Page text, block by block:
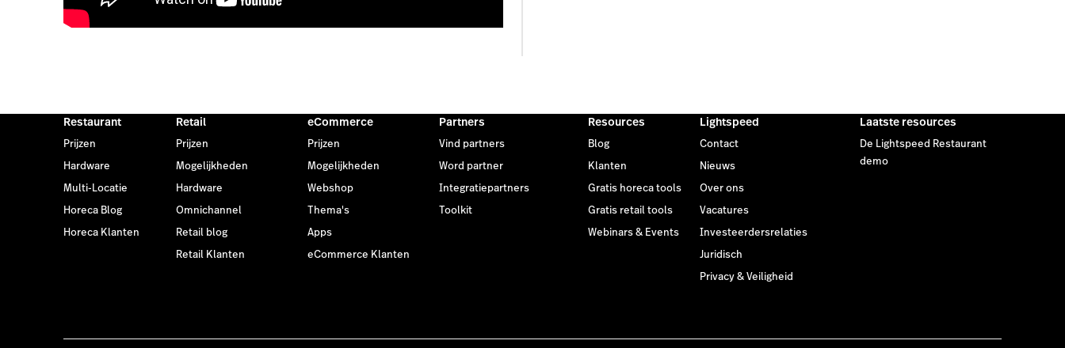
Restaurant
Prijzen
Hardware
Multi-Locatie
Horeca Blog
Horeca Klanten
Retail
Prijzen
Mogelijkheden
Hardware
Omnichannel
Retail blog
Retail Klanten
eCommerce
Prijzen
Mogelijkheden
Webshop
Thema's
Apps
eCommerce Klanten
Partners
Vind partners
Word partner
Integratiepartners
Toolkit
Resources
Blog
Klanten
Gratis horeca tools
Gratis retail tools
Webinars & Events
Lightspeed
Contact
Nieuws
Over ons
Vacatures
Investeerdersrelaties
Juridisch
Privacy & Veiligheid
Laatste resources
De Lightspeed Restaurant
demo